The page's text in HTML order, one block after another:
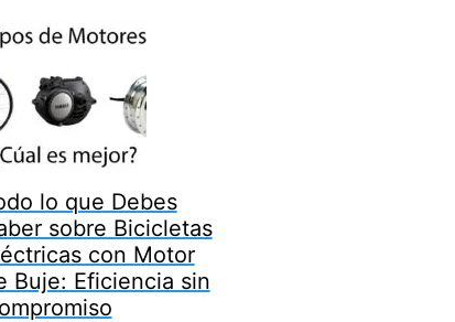
lo que Debes
sobre Bicicletas
con Motor
Buje: Eficiencia sin